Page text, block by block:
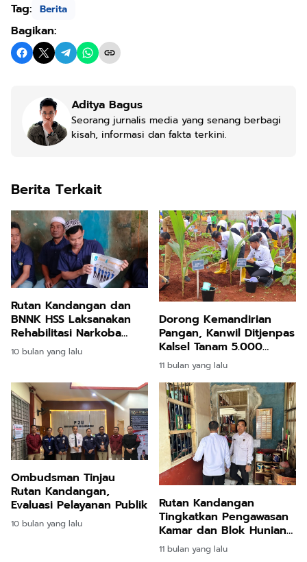
Tag: Berita
Bagikan:
Aditya Bagus
Seorang jurnalis media yang senang berbagi
kisah, informasi dan fakta terkini.
Berita Terkait
Rutan Kandangan dan
BNNK HSS Laksanakan
Rehabilitasi Narkoba
untuk Warga Binaan
10 bulan yang lalu
Dorong Kemandirian
Pangan, Kanwil Ditjenpas
Kalsel Tanam 5.000
Pohon Kelapa di Tanah
11 bulan yang lalu
Ombudsman Tinjau
Rutan Kandangan,
Evaluasi Pelayanan Publik
10 bulan yang lalu
Rutan Kandangan
Tingkatkan Pengawasan
Kamar dan Blok Hunian
untuk Jaga Ketertiban
11 bulan yang lalu